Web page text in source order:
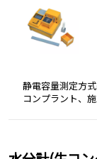
静電容量測定方
コンプラント、